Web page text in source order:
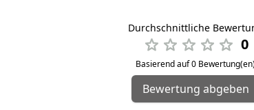
Durchschnittliche
0
Basierend auf 0
Bewertung abgeben